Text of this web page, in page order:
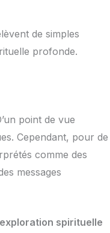
de simples
profonde.
point de vue
Cependant, pour de
comme des
messages
exploration spirituelle